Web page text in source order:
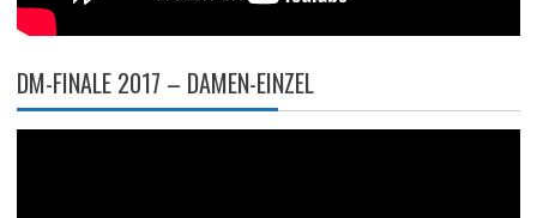
DM-FINALE 2017 – DAMEN-EINZEL